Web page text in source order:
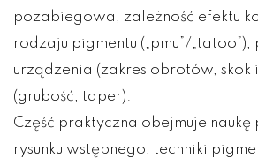
pozabiegowa, zależność efektu
rodzaju pigmentu („pmu”/
urządzenia (zakres obrotów, skok
(grubość, taper).
Część praktyczna obejmuje
rysunku wstępnego, techniki